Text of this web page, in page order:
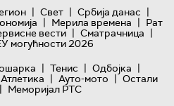
| Свет | Србија данас |
| Мерила времена | Рат
вести | Сматрачница |
могућности 2026
| Тенис | Одбојка |
Атлетика | Ауто-мото | Остали
| Меморијал РТС